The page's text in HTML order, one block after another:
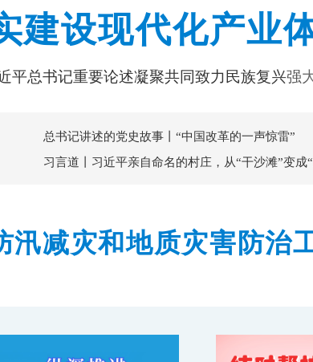
建设现代化产业
重要论述凝聚共同致力民族复兴强大力量
总书记讲述的党史故事丨“中国改革的一声惊雷”
习言道丨习近平亲自命名的村庄，从“干沙滩”变成
减灾和地质灾害防治